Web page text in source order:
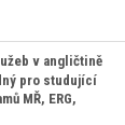
v angličtině
pro studující
MŘ, ERG,